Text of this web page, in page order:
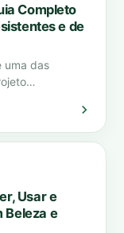
Completo
e de
uma das
Usar e
Beleza e